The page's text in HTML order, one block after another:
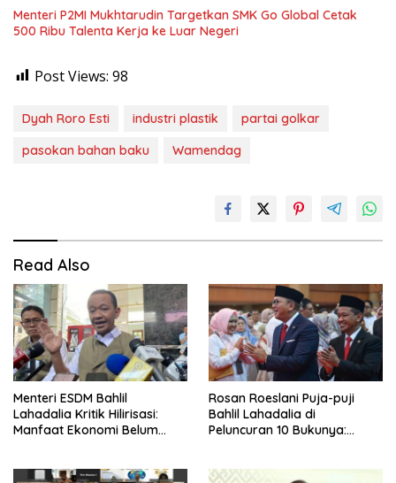
Menteri P2MI Mukhtarudin Targetkan SMK Go Global Cetak
500 Ribu Talenta Kerja ke Luar Negeri
Post Views: 98
Dyah Roro Esti industri plastik
partai golkar
pasokan bahan baku
Wamendag
Read Also
Menteri ESDM Bahlil
Lahadalia Kritik Hilirisasi:
Manfaat Ekonomi Belum
Rosan Roeslani Puja-puji
Bahlil Lahadalia di
Peluncuran 10 Bukunya: